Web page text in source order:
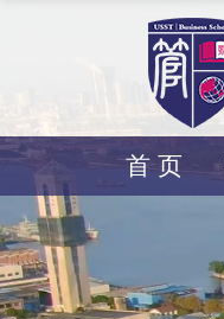
首 页